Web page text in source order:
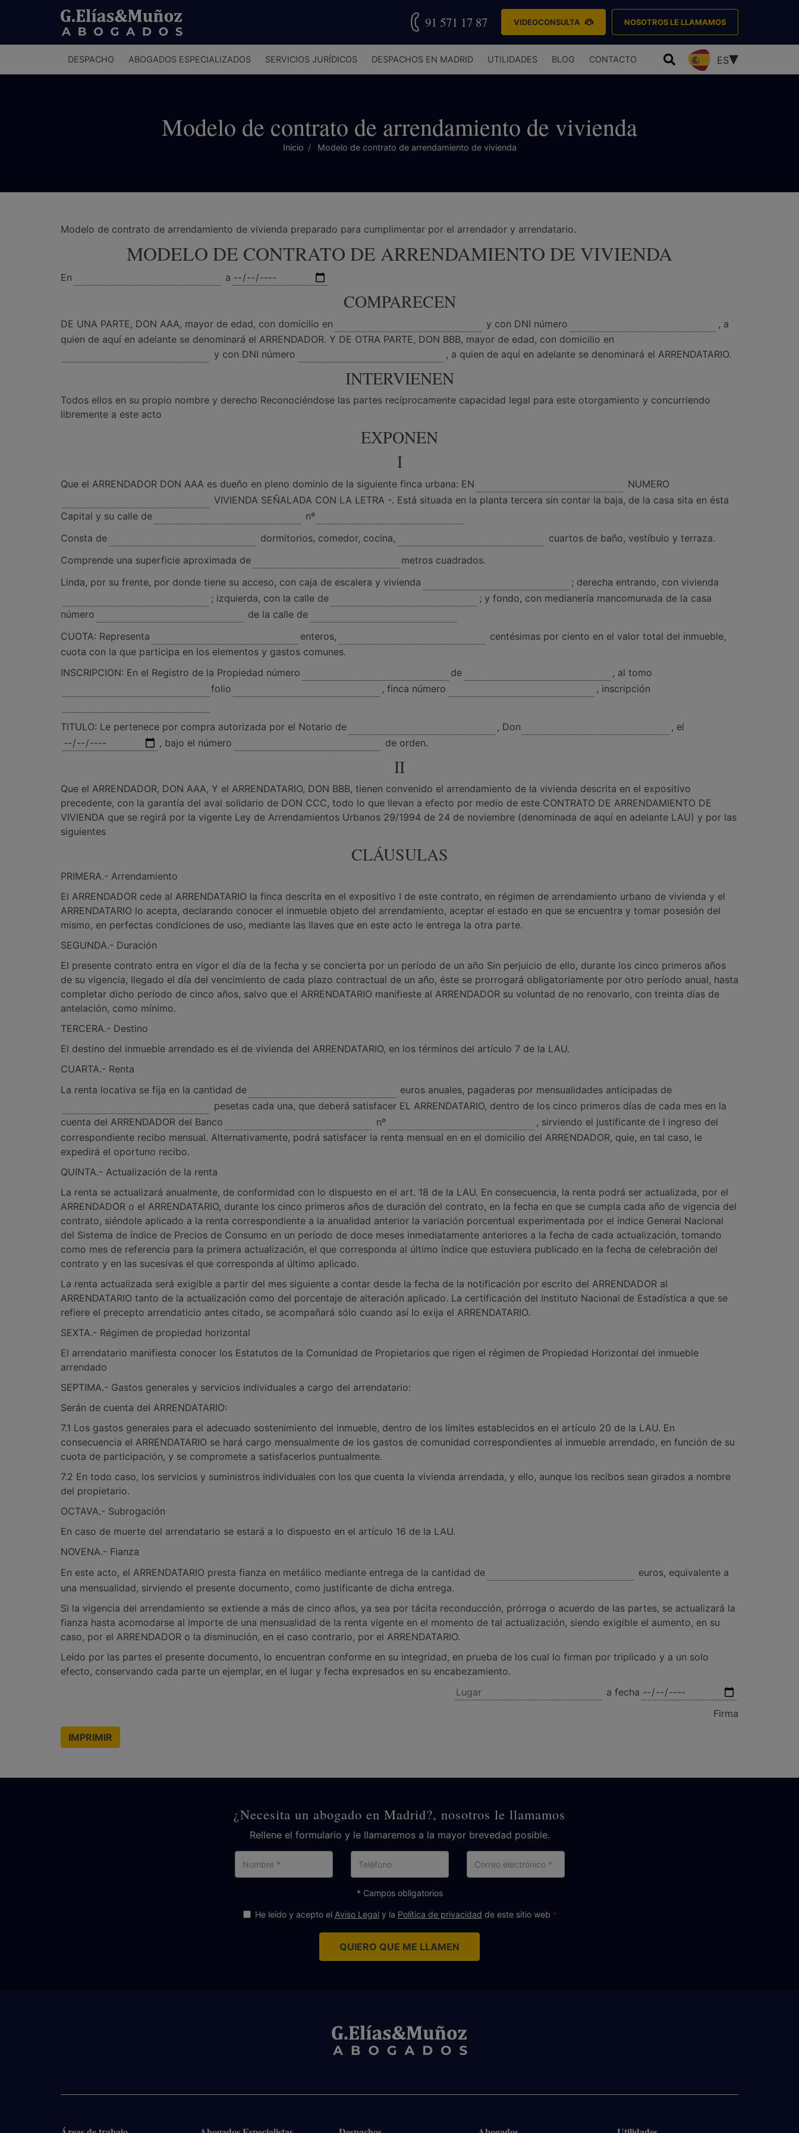
91 571 17 87 VIDEOCONSULTA NOSOTROS LE LLAMAMOS
principal
DESPACHO ABOGADOS ESPECIALIZADOS SERVICIOS JURÍDICOS DESPACHOS EN MADRID UTILIDADES BLOG CONTACTO ES
Modelo de contrato de arrendamiento de vivienda
Inicio Modelo de contrato de arrendamiento de vivienda
Modelo de contrato de arrendamiento de vivienda preparado para cumplimentar por el arrendador y arrendatario.
MODELO DE CONTRATO DE ARRENDAMIENTO DE VIVIENDA
En a
COMPARECEN
DE UNA PARTE, DON AAA, mayor de edad, con domicilio en y con DNI número
, a
quien de aquí en adelante se denominará el ARRENDADOR. Y DE OTRA PARTE, DON BBB, mayor de edad, con domicilio en
y con DNI número
, a quien de aquí en adelante se denominará el ARRENDATARIO.
INTERVIENEN
Todos ellos en su propio nombre y derecho Reconociéndose las partes recíprocamente capacidad legal para este otorgamiento y concurriendo
libremente a este acto
EXPONEN
I
Que el ARRENDADOR DON AAA es dueño en pleno dominio de la siguiente finca urbana: EN
NUMERO
VIVIENDA SEÑALADA CON LA LETRA -. Está situada en la planta tercera sin contar la baja, de la casa sita en ésta
Capital y su calle de
nº
Consta de
dormitorios, comedor, cocina,
cuartos de baño, vestíbulo y terraza.
Comprende una superficie aproximada de
metros cuadrados.
Linda, por su frente, por donde tiene su acceso, con caja de escalera y vivienda
; derecha entrando, con vivienda
; izquierda, con la calle de
; y fondo, con medianería mancomunada de la casa
número
de la calle de
CUOTA: Representa
enteros,
centésimas por ciento en el valor total del inmueble,
cuota con la que participa en los elementos y gastos comunes.
INSCRIPCION: En el Registro de la Propiedad número
de
, al tomo
folio
, finca número , inscripción
TITULO: Le pertenece por compra autorizada por el Notario de , Don
, el
, bajo el número
de orden.
II
Que el ARRENDADOR, DON AAA, Y el ARRENDATARIO, DON BBB, tienen convenido el arrendamiento de la vivienda descrita en el expositivo
precedente, con la garantía del aval solidario de DON CCC, todo lo que llevan a efecto por medio de este CONTRATO DE ARRENDAMIENTO DE
VIVIENDA que se regirá por la vigente Ley de Arrendamientos Urbanos 29/1994 de 24 de noviembre (denominada de aquí en adelante LAU) y por las
siguientes
CLÁUSULAS
PRIMERA.- Arrendamiento
El ARRENDADOR cede al ARRENDATARIO la finca descrita en el expositivo I de este contrato, en régimen de arrendamiento urbano de vivienda y el
ARRENDATARIO lo acepta, declarando conocer el inmueble objeto del arrendamiento, aceptar el estado en que se encuentra y tomar posesión del
mismo, en perfectas condiciones de uso, mediante las llaves que en este acto le entrega la otra parte.
SEGUNDA.- Duración
El presente contrato entra en vigor el día de la fecha y se concierta por un período de un año Sin perjuicio de ello, durante los cinco primeros años
de su vigencia, llegado el día del vencimiento de cada plazo contractual de un año, éste se prorrogará obligatoriamente por otro período anual, hasta
completar dicho período de cinco años, salvo que el ARRENDATARIO manifieste al ARRENDADOR su voluntad de no renovarlo, con treinta días de
antelación, como mínimo.
TERCERA.- Destino
El destino del inmueble arrendado es el de vivienda del ARRENDATARIO, en los términos del artículo 7 de la LAU.
CUARTA.- Renta
La renta locativa se fija en la cantidad de
euros anuales, pagaderas por mensualidades anticipadas de
pesetas cada una, que deberá satisfacer EL ARRENDATARIO, dentro de los cinco primeros días de cada mes en la
cuenta del ARRENDADOR del Banco
nº
, sirviendo el justificante de l ingreso del
correspondiente recibo mensual. Alternativamente, podrá satisfacer la renta mensual en en el domicilio del ARRENDADOR, quie, en tal caso, le
expedirá el oportuno recibo.
QUINTA.- Actualización de la renta
La renta se actualizará anualmente, de conformidad con lo dispuesto en el art. 18 de la LAU. En consecuencia, la renta podrá ser actualizada, por el
ARRENDADOR o el ARRENDATARIO, durante los cinco primeros años de duración del contrato, en la fecha en que se cumpla cada año de vigencia del
contrato, siéndole aplicado a la renta correspondiente a la anualidad anterior la variación porcentual experimentada por el índice General Nacional
del Sistema de índice de Precios de Consumo en un período de doce meses inmediatamente anteriores a la fecha de cada actualización, tomando
como mes de referencia para la primera actualización, el que corresponda al último índice que estuviera publicado en la fecha de celebración del
contrato y en las sucesivas el que corresponda al último aplicado.
La renta actualizada será exigible a partir del mes siguiente a contar desde la fecha de la notificación por escrito del ARRENDADOR al
ARRENDATARIO tanto de la actualización como del porcentaje de alteración aplicado. La certificación del Instituto Nacional de Estadística a que se
refiere el precepto arrendaticio antes citado, se acompañará sólo cuando así lo exija el ARRENDATARIO.
SEXTA.- Régimen de propiedad horizontal
El arrendatario manifiesta conocer los Estatutos de la Comunidad de Propietarios que rigen el régimen de Propiedad Horizontal del inmueble
arrendado
SEPTIMA.- Gastos generales y servicios individuales a cargo del arrendatario:
Serán de cuenta del ARRENDATARIO:
7.1 Los gastos generales para el adecuado sostenimiento del inmueble, dentro de los límites establecidos en el artículo 20 de la LAU. En
consecuencia el ARRENDATARIO se hará cargo mensualmente de los gastos de comunidad correspondientes al inmueble arrendado, en función de su
cuota de participación, y se compromete a satisfacerlos puntualmente.
7.2 En todo caso, los servicios y suministros individuales con los que cuenta la vivienda arrendada, y ello, aunque los recibos sean girados a nombre
del propietario.
OCTAVA.- Subrogación
En caso de muerte del arrendatario se estará a lo dispuesto en el artículo 16 de la LAU.
NOVENA.- Fianza
En este acto, el ARRENDATARIO presta fianza en metálico mediante entrega de la cantidad de
euros, equivalente a
una mensualidad, sirviendo el presente documento, como justificante de dicha entrega.
Si la vigencia del arrendamiento se extiende a más de cinco años, ya sea por tácita reconducción, prórroga o acuerdo de las partes, se actualizará la
fianza hasta acomodarse al importe de una mensualidad de la renta vigente en el momento de tal actualización, siendo exigible el aumento, en su
caso, por el ARRENDADOR o la disminución, en el caso contrario, por el ARRENDATARIO.
Leído por las partes el presente documento, lo encuentran conforme en su integridad, en prueba de los cual lo firman por triplicado y a un solo
efecto, conservando cada parte un ejemplar, en el lugar y fecha expresados en su encabezamiento.
a fecha
Firma
IMPRIMIR
¿Necesita un abogado en Madrid?, nosotros le llamamos
Rellene el formulario y le llamaremos a la mayor brevedad posible.
* Campos obligatorios
He leído y acepto el Aviso Legaly la Política de privacidad de este sitio web
QUIERO QUE ME LLAMEN